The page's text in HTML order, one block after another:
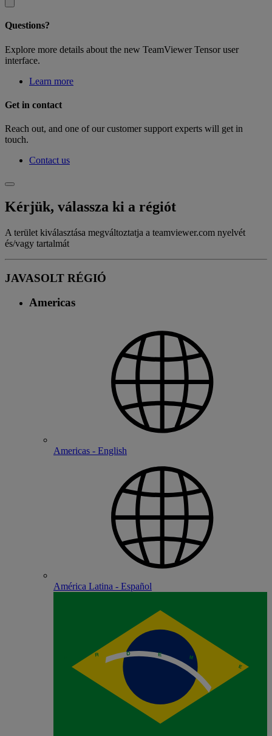
Questions?
Explore more details about the new TeamViewer Tensor user
interface.
Learn more
Get in contact
Reach out, and one of our customer support experts will get in
touch.
Contact us
Kérjük, válassza ki a régiót
A terület kiválasztása megváltoztatja a teamviewer.com nyelvét
és/vagy tartalmát
JAVASOLT RÉGIÓ
Americas
Americas - English
América Latina - Español